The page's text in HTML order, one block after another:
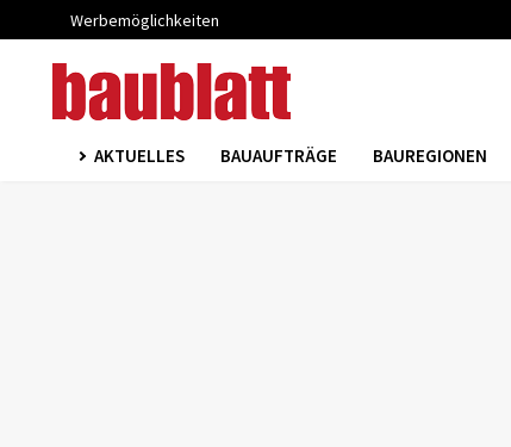
Werbemöglichkeiten
AKTUELLES BAUAUFTRÄGE BAUREGIONEN